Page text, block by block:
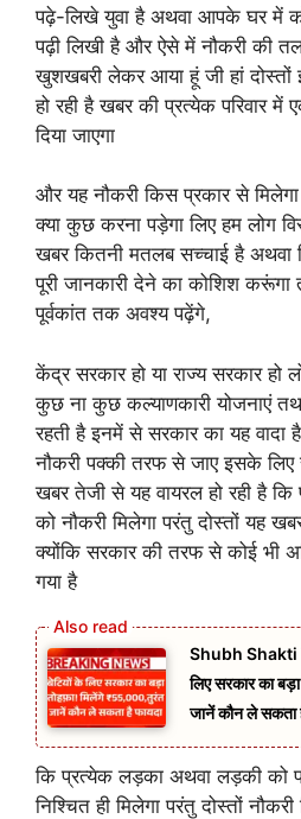
पढ़े-लिखे युवा है अथवा आपके घर में
पढ़ी लिखी है और ऐसे में नौकरी की
खुशखबरी लेकर आया हूं जी हां दोस्तों
हो रही है खबर की प्रत्येक परिवार में
दिया जाएगा
और यह नौकरी किस प्रकार से
क्या कुछ करना पड़ेगा लिए हम लोग
खबर कितनी मतलब सच्चाई है
पूरी जानकारी देने का कोशिश करूंगा
पूर्वकांत तक अवश्य पढ़ेंगे,
केंद्र सरकार हो या राज्य सरकार हो
कुछ ना कुछ कल्याणकारी योजनाएं
रहती है इनमें से सरकार का यह
नौकरी पक्की तरफ से जाए इसके
खबर तेजी से यह वायरल हो रही है कि
को नौकरी मिलेगा परंतु दोस्तों यह
क्योंकि सरकार की तरफ से कोई भी
गया है
Shubh Shakti
लिए सरकार का
जानें कौन ले सकता
कि प्रत्येक लड़का अथवा लड़की को
निश्चित ही मिलेगा परंतु दोस्तों